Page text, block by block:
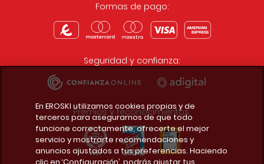
Formas de pago:
Seguridad y confianza:
Premios y reconocimientos:
En EROSKI utilizamos cookies propias y de
terceros para asegurarnos de que todo
funcione correctamente, ofrecerte el mejor
servicio y mostrarte recomendaciones y
anuncios ajustados a tus preferencias. Haciendo
clic en ‘Configuración’, podrás ajustar tus